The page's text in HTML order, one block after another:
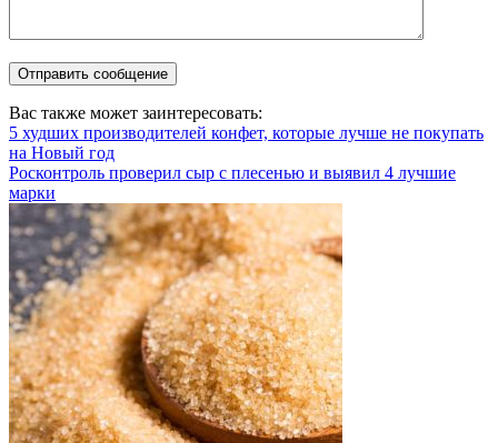
Вас также может заинтересовать:
5 худших производителей конфет, которые лучше не покупать
на Новый год
Росконтроль проверил сыр с плесенью и выявил 4 лучшие
марки